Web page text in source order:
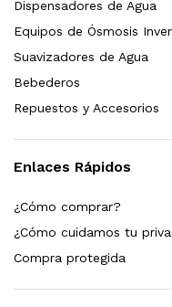
Dispensadores de Agua
Equipos de Ósmosis
Suavizadores de Agua
Bebederos
Repuestos y Accesorios
Enlaces Rápidos
¿Cómo comprar?
¿Cómo cuidamos tu
Compra protegida